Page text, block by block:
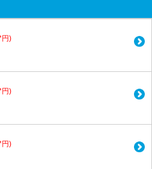
円)
円)
円)